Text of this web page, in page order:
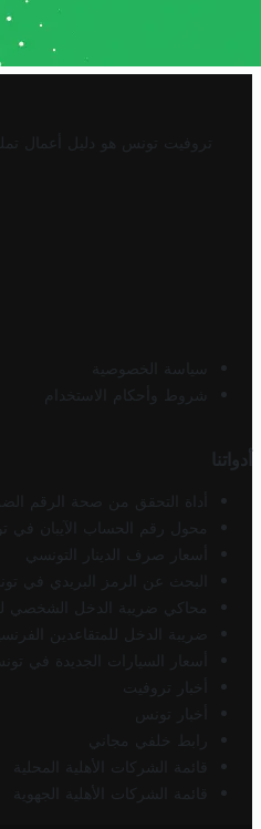
تروفيت تونس هو دليل أعمال
سياسة الخصوصية
شروط وأحكام الاستخدام
أدواتنا
أداة التحقق من صحة الرقم
محول رقم الحساب الآيبان في
أسعار صرف الدينار التونسي
البحث عن الرمز البريدي في
محاكي ضريبة الدخل الشخصي
ضريبة الدخل للمتقاعدين
أسعار السيارات الجديدة في
أخبار تروفيت
أخبار تونس
رابط خلفي مجاني
قائمة الشركات الأهلية المحلية
قائمة الشركات الأهلية الجهوية